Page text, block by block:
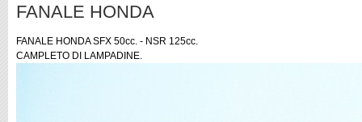
FANALE HONDA
FANALE HONDA SFX 50cc. - NSR 125cc.
CAMPLETO DI LAMPADINE.